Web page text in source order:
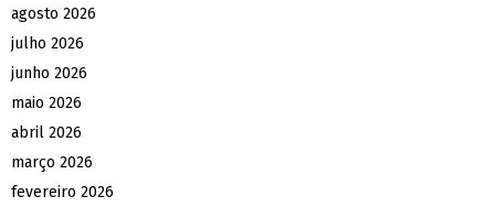
agosto 2026
julho 2026
junho 2026
maio 2026
abril 2026
março 2026
fevereiro 2026